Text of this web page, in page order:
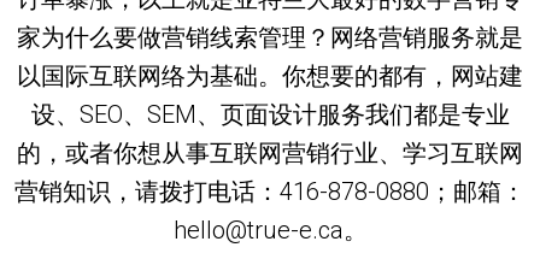
家为什么要做营销线索管理？网络营销服务就是
以国际互联网络为基础。你想要的都有，网站建
设、SEO、SEM、页面设计服务我们都是专业
的，或者你想从事互联网营销行业、学习互联网
营销知识，请拨打电话：416-878-0880；邮箱：
hello@true-e.ca。